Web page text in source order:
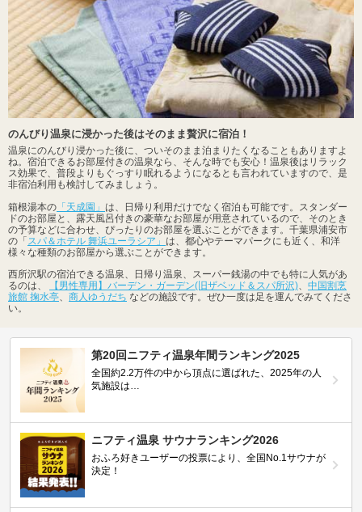
のんびり温泉に浸かった後はそのまま贅沢に宿泊！
温泉にのんびり浸かった後に、ついそのまま泊まりたくなることもありますよ
ね。宿泊できるお部屋付きの温泉なら、そんな時でも安心！温泉後はリラック
ス効果で、普段よりもぐっすり眠れるようになるとも言われていますので、是
非宿泊利用も検討してみましょう。
箱根湯本の 「天成園」 は、日帰り利用だけでなく宿泊も可能です。スタンダー
ドのお部屋と、露天風呂付きの豪華なお部屋が用意されているので、そのとき
の予算などに合わせ、ぴったりのお部屋を選ぶことができます。千葉県浦安市
の「 スパ＆ホテル 舞浜ユーラシア」 は、都心やテーマパークにも近く、和洋
様々な種類のお部屋から選ぶことができます。
西所沢駅の宿泊できる温泉、日帰り温泉、スーパー銭湯の中でも特に人気があ
るのは、
【男性専用】バーデン・ガーデン(旧ザベッド＆スパ所沢)、 中国割烹
旅館 掬水亭、 商人ゆうだち などの施設です。ぜひ一度は足を運んでみてくださ
い。
第20回ニフティ温泉年間ランキング2025
全国約2.2万件の中から頂点に選ばれた、2025年の人
気施設は…
ニフティ温泉 サウナランキング2026
おふろ好きユーザーの投票により、全国No.1サウナが
決定！